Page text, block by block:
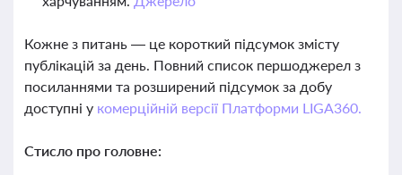
Кожне з питань — це короткий підсумок змісту
публікацій за день. Повний список першоджерел з
посиланнями та розширений підсумок за добу
доступні у комерційній версії Платформи LIGA360.
Стисло про головне: